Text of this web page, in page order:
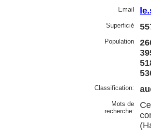
Email
Superficié
Population
Classification:
Mots de
recherche: